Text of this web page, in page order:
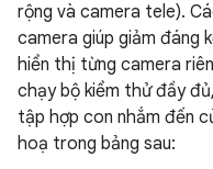
rộng và camera tele).
camera giúp giảm đáng
hiển thị từng camera
chạy bộ kiểm thử đầy
tập hợp con nhắm đến
hoạ trong bảng sau: